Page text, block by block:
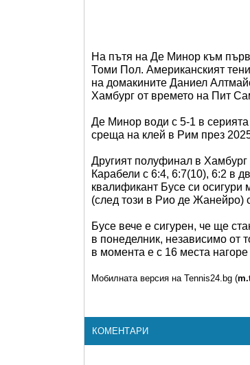
На пътя на Де Минор към
Томи Пол. Американският
на домакините Даниел
Хамбург от времето на Пит
Де Минор води с 5-1 в
среща на клей в Рим през 2025
Другият полуфинал в
Карабели с 6:4, 6:7(10), 6:2 в
квалификант Бусе си осигури
(след този в Рио де Жанейро)
Бусе вече е сигурен, че ще
в понеделник, независимо от
в момента е с 16 места
Мобилната версия на Tennis24.bg (
КОМЕНТАРИ